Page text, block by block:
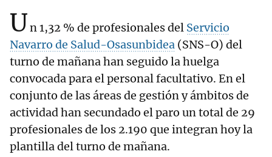
Un 1,32 % de profesionales del Servicio
Navarro de Salud-Osasunbidea (SNS-O) del
turno de mañana han seguido la huelga
convocada para el personal facultativo. En el
conjunto de las áreas de gestión y ámbitos de
actividad han secundado el paro un total de 29
profesionales de los 2.190 que integran hoy la
plantilla del turno de mañana.